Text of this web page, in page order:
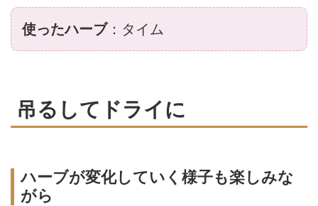
使ったハーブ：タイム
吊るしてドライに
ハーブが変化していく様子も楽しみな
がら